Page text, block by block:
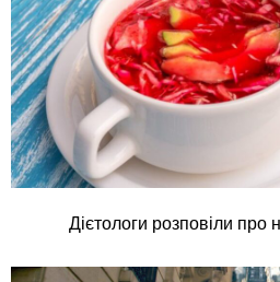
Дієтологи розповіли про